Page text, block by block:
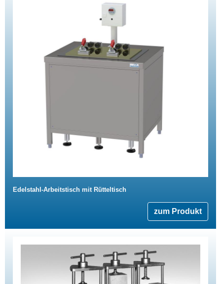
Edelstahl-Arbeitstisch mit Rütteltisch
zum Produkt